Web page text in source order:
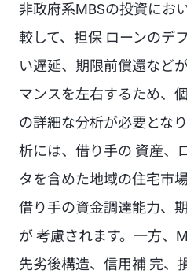
非政府系MBSの投資にお
較して、担保 ローンのデ
い遅延、期限前償還など
マンスを左右するため、
の詳細な分析が必要とな
析には、借り手の 資産、
タを含めた地域の住宅市
借り手の資金調達能力、
が 考慮されます。一方、
先劣後構造、信用補 完、